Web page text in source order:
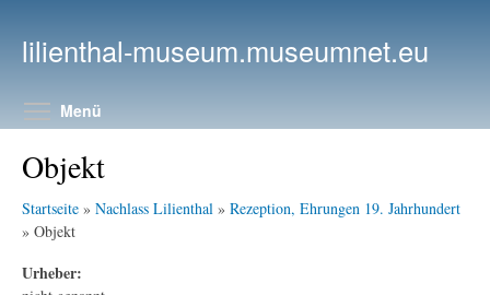
lilienthal-museum.museumnet.eu
Menü
Objekt
Startseite » Nachlass Lilienthal » Rezeption, Ehrungen 19. Jahrhundert
» Objekt
Urheber: